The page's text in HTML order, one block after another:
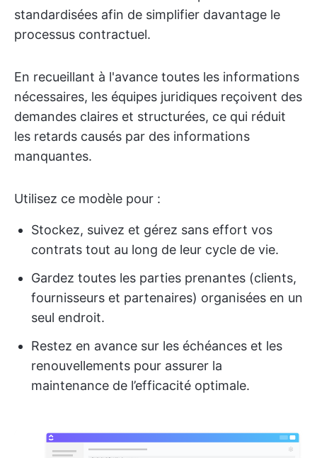
standardisées afin de simplifier davantage le
processus contractuel.
En recueillant à l'avance toutes les informations
nécessaires, les équipes juridiques reçoivent des
demandes claires et structurées, ce qui réduit
les retards causés par des informations
manquantes.
Utilisez ce modèle pour :
Stockez, suivez et gérez sans effort vos
contrats tout au long de leur cycle de vie.
Gardez toutes les parties prenantes (clients,
fournisseurs et partenaires) organisées en un
seul endroit.
Restez en avance sur les échéances et les
renouvellements pour assurer la
maintenance de l’efficacité optimale.